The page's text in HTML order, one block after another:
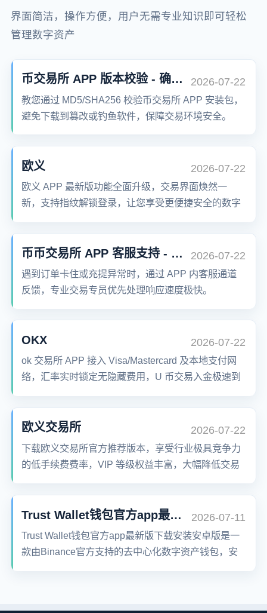
界面简洁，操作方便，用户无需专业知识即可轻松
管理数字资产
币交易所 APP 版本校验 - 确保下载官方正版 2026-07-22
教您通过 MD5/SHA256 校验币交易所 APP 安装包，
避免下载到篡改或钓鱼软件，保障交易环境安全。
欧义 2026-07-22
欧义 APP 最新版功能全面升级，交易界面焕然一
新，支持指纹解锁登录，让您享受更便捷安全的数字
币币交易所 APP 客服支持 - 交易问题秒回 2026-07-22
遇到订单卡住或充提异常时，通过 APP 内客服通道
反馈，专业交易专员优先处理响应速度极快。
OKX 2026-07-22
ok 交易所 APP 接入 Visa/Mastercard 及本地支付网
络，汇率实时锁定无隐藏费用，U 币交易入金极速到
欧义交易所 2026-07-22
下载欧义交易所官方推荐版本，享受行业极具竞争力
的低手续费费率，VIP 等级权益丰富，大幅降低交易
Trust Wallet钱包官方app最新版下载安装 2026-07-11
Trust Wallet钱包官方app最新版下载安装安卓版是一
款由Binance官方支持的去中心化数字资产钱包，安